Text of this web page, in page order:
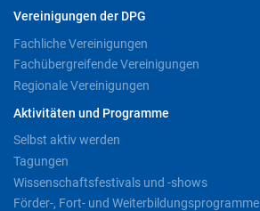
Vereinigungen der DPG
Fachliche Vereinigungen
Fachübergreifende Vereinigungen
Regionale Vereinigungen
Aktivitäten und Programme
Selbst aktiv werden
Tagungen
Wissenschaftsfestivals und -shows
Förder-, Fort- und Weiterbildungsprogramme